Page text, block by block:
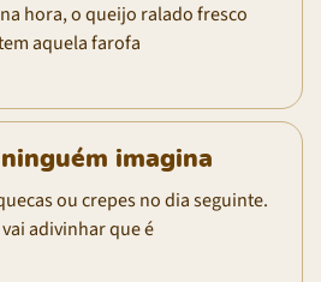
hora, o queijo ralado fresco
aquela farofa
imagina
ou crepes no dia seguinte.
adivinhar que é